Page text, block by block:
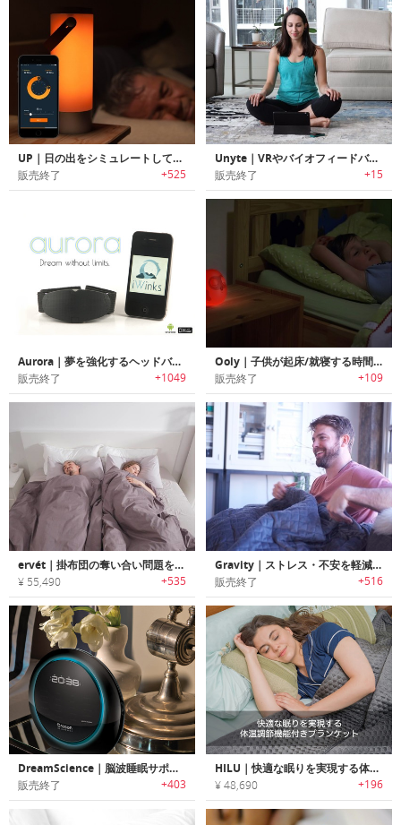
UP｜日の出をシミュレートして健康的な睡眠/起床サイクルをサポートするスマートライト「アップ」
販売終了 +525
Unyte｜VRやバイオフィードバックを組み合わせストレス解消をガイドする瞑想デバイス「ユナイト」
販売終了 +15
Aurora｜夢を強化するヘッドバンド
販売終了 +1049
Ooly｜子供が起床/就寝する時間の理解を助けるスリープコンパニオン「オリー」
販売終了 +109
ervét｜掛布団の奪い合い問題を解決するカップル用寝具システム「エルベット」
¥ 55,490 +535
Gravity｜ストレス・不安を軽減しリラックス効果を高めるブランケット「グラビティ」
販売終了 +516
DreamScience｜脳波睡眠サポートデバイス ドリームサイエンス
販売終了 +403
HILU｜快適な眠りを実現する体温調節機能付きブランケット「ヒールー」
¥ 48,690 +196